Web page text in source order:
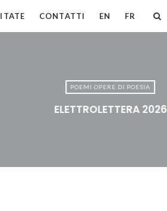
CONTATTI EN FR
POEMI OPERE DI POESIA
ELETTROLETTERA 2026